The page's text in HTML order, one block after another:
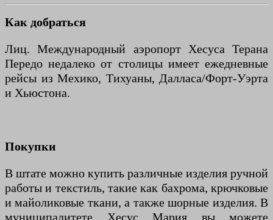
Как добраться
Лиц. Международный аэропорт Хесуса Терана
Передо недалеко от столицы имеет ежедневные
рейсы из Мехико, Тихуаны, Далласа/Форт-Уэрта
и Хьюстона.
Покупки
В штате можно купить различные изделия ручной
работы и текстиль, такие как бахрома, крючковые
и майоликовые ткани, а также шорные изделия. В
муниципалитете Хесус Мария вы можете